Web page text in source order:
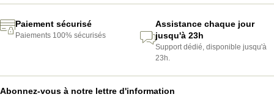
Paiement sécurisé
Paiements 100% sécurisés
Assistance chaque jour
jusqu'à 23h
Support dédié, disponible jusqu'à
23h.
Abonnez-vous à notre lettre d'information